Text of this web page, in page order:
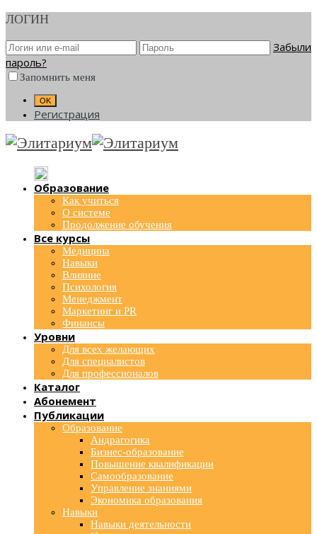
ЛОГИН
Забыли
пароль?
Запомнить меня
Регистрация
Образование
Как учиться
О системе
Продолжение обучения
Все курсы
Медицина
Навыки
Влияние
Психология
Менеджмент
Маркетинг и PR
Финансы
Уровни
Для всех желающих
Для специалистов
Для профессионалов
Каталог
Абонемент
Публикации
Образование
Андрагогика
Бизнес-образование
Повышение квалификации
Самообразование
Управление знаниями
Экономика образования
Навыки
Навыки деятельности